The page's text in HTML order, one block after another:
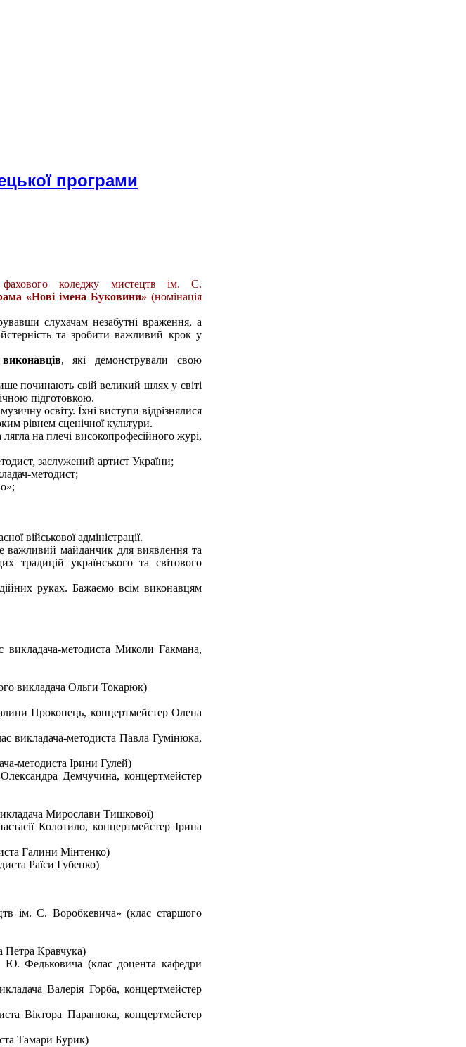
програми
фахового коледжу мистецтв ім. С.
«Нові імена Буковини» (номінація
слухачам незабутні враження, а
та зробити важливий крок у
, які демонстрували свою
починають свій великий шлях у світі
підготовкою.
освіту. Їхні виступи відрізнялися
рівнем сценічної культури.
на плечі високопрофесійного журі,
заслужений артист України;
методист;
військової адміністрації.
важливий майданчик для виявлення та
традицій українського та світового
руках. Бажаємо всім виконавцям
методиста Миколи Гакмана,
викладача Ольги Токарюк)
Прокопець, концертмейстер Олена
викладача-методиста Павла Гумінюка,
методиста Ірини Гулей)
Демчучина, концертмейстер
Мирослави Тишкової)
Колотило, концертмейстер Ірина
Галини Мінтенко)
Раїси Губенко)
ім. С. Воробкевича» (клас старшого
Кравчука)
Ю. Федьковича (клас доцента кафедри
Валерія Горба, концертмейстер
Віктора Паранюка, концертмейстер
Тамари Бурик)